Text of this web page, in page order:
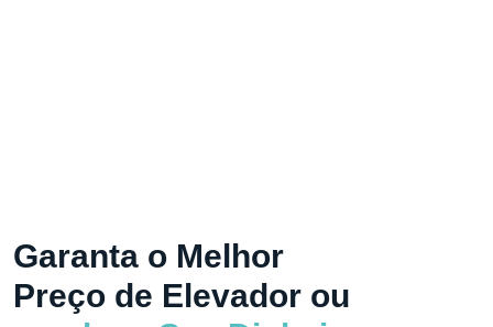
Garanta o Melhor
Preço de Elevador ou